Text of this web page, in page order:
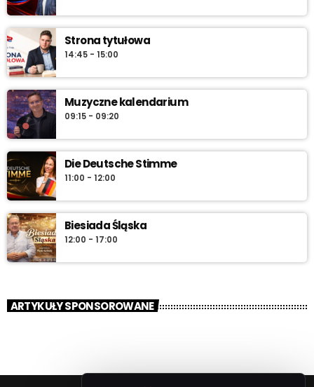
najlepszą muzykę, która towarzyszy od pierwszych chwil dnia aż
Strona tytułowa
14:45 - 15:00
Muzyczne kalendarium
09:15 - 09:20
Die Deutsche Stimme
11:00 - 12:00
Biesiada Śląska
12:00 - 17:00
ARTYKUŁY SPONSOROWANE